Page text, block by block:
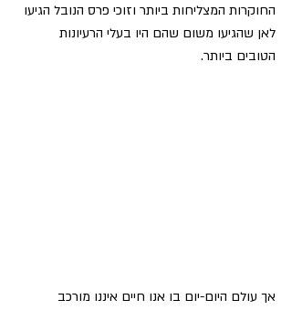
החוקרות המצליחות ביותר וזוכי פרס הנובל הגיעו
לאן שהגיעו משום שהם היו בעלי הרעיונות
הטובים ביותר.
אך עולם היום-יום בו אנו חיים איננו מורכב